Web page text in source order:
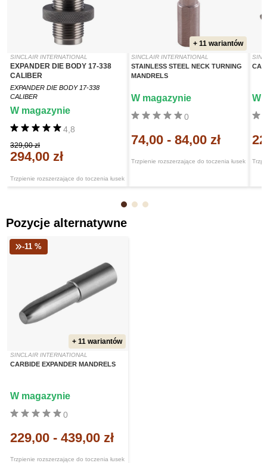
SINCLAIR INTERNATIONAL
EXPANDER DIE BODY 17-338
CALIBER
EXPANDER DIE BODY 17-338
CALIBER
Trzpienie rozszerzające do toczenia łusek
4,8
W magazynie
329,00 zł
294,00 zł
+ 11 wariantów
SINCLAIR INTERNATIONAL
STAINLESS STEEL NECK TURNING
MANDRELS
Trzpienie rozszerzające do toczenia łusek
0
W magazynie
74,00 - 84,00 zł
W
Pozycje alternatywne
-11 %
+ 11 wariantów
SINCLAIR INTERNATIONAL
CARBIDE EXPANDER MANDRELS
Trzpienie rozszerzające do toczenia łusek
0
W magazynie
229,00 - 439,00 zł